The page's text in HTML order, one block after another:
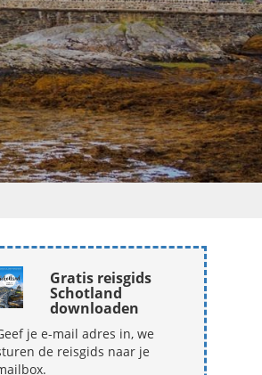
Gratis reisgids
Schotland
downloaden
je e-mail adres in, we
de reisgids naar je